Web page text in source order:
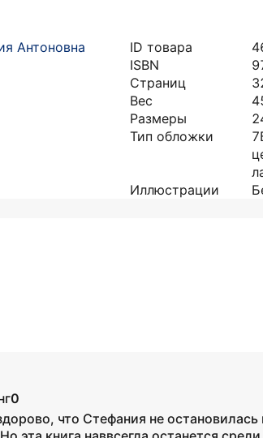
Антоновна
ID товара
ISBN
Страниц
Вес
Размеры
Тип обложки
Иллюстрации
0
что Стефания не